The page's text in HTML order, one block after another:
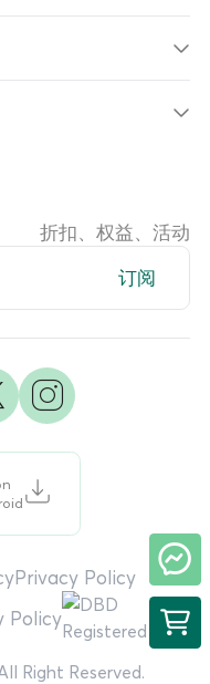
折扣、权益、活动
订阅
Right Reserved.
Privacy Policy
Policy